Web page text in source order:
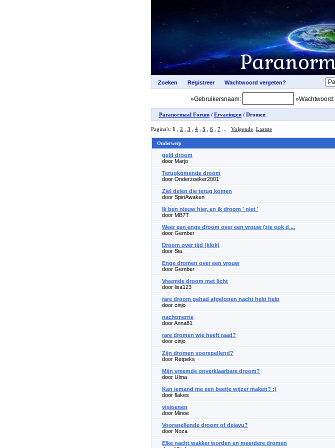
»Gebruikersnaam: »Wachtwoord:
Paranormaal Forum / Ervaringen / Dromen
Pagina's: 1 2 3 4 5 6 7 Volgende Laatste
Onderwerp
geld droom
door Marjo
Terugkomende droom
door Onderzoeker2001
Ziel delen die terug komen
door SpiriAwaken
Ik ben nieuw hier, en ik droom ' niet '
door MB7T
Weer een enge droom over een vrouw (zie ook d ...
door Gember
Droom over tijd (klok)
door Sia
Enge dromen over een vrouw
door Gember
Vreemde droom met licht
door lisa123
rare droom gehad afgelopen nacht help help
door cinjo
nachtmerrie
door Anna81
rare dromen wie heeft raad?
door cinjo
Zijn dromen voorspellend?
door Retpeks
Mijn vreemde onverklaarbare droom?
door Ulma
Kan iemand me een beetje wijzer maken? :)
door flakes
visioenen
door Minoe
Voorspellende droom of dejavu?
door Noza
Elke nacht wakker worden en meerdere dromen